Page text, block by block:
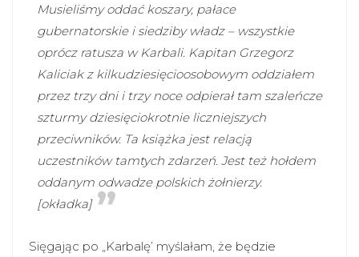
Musieliśmy oddać koszary, pałace
gubernatorskie i siedziby władz – wszystkie
oprócz ratusza w Karbali. Kapitan Grzegorz
Kaliciak z kilkudziesięcioosobowym oddziałem
przez trzy dni i trzy noce odpierał tam szaleńcze
szturmy dziesięciokrotnie liczniejszych
przeciwników. Ta książka jest relacją
uczestników tamtych zdarzeń. Jest też hołdem
oddanym odwadze polskich żołnierzy.
[okładka]
Sięgając po „Karbalę’ myślałam, że będzie